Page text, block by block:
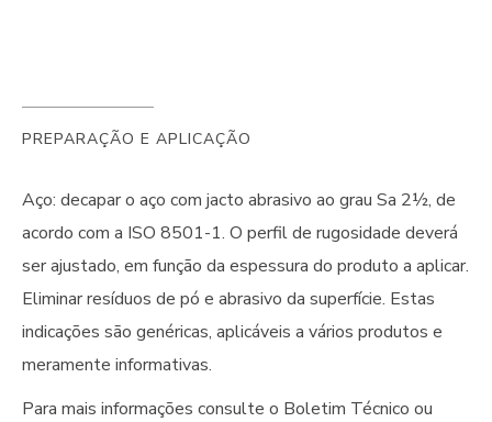
PREPARAÇÃO E APLICAÇÃO
Aço: decapar o aço com jacto abrasivo ao grau Sa 2½, de
acordo com a ISO 8501-1. O perfil de rugosidade deverá
ser ajustado, em função da espessura do produto a aplicar.
Eliminar resíduos de pó e abrasivo da superfície. Estas
indicações são genéricas, aplicáveis a vários produtos e
meramente informativas.
Para mais informações consulte o Boletim Técnico ou